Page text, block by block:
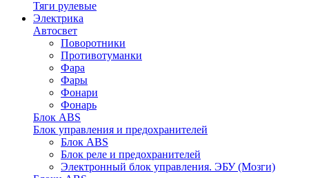
Тяги рулевые
Электрика
Автосвет
Поворотники
Противотуманки
Фара
Фары
Фонари
Фонарь
Блок ABS
Блок управления и предохранителей
Блок ABS
Блок реле и предохранителей
Электронный блок управления. ЭБУ (Мозги)